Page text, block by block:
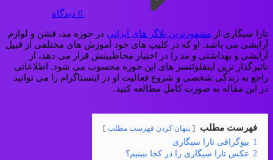
0 دیدگاه
تارا سیگاری از مشهورترین بلاگر های ایرانی در حوزه مد، فشن و لوازم
آرایشی می باشد. او که در کلیپ های خود آموزش های مختلفی از قبیل
آرایشی و بهداشتی و مد را در اختیار مخاطبینش قرار می دهد، از
تاثیرگذار ترین اینفلوئنسر های این حوزه محسوب می شود. اطلاعاتی
راجع به زندگی شخصی و شروع فعالیت او در اینستاگرام را می توانید
در این مقاله به صورت کامل مطالعه کنید.
فهرست مطلب پنهان کردن فهرست مطلب
1 بیوگرافی تارا سیگاری
2 عکس تارا سیگاری را در کجا ببینیم؟